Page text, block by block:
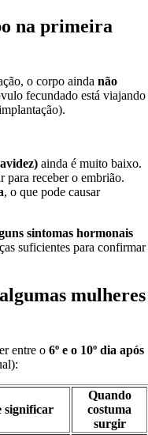
na primeira
o corpo aindanão
fecundado está viajando
ainda é muito baixo.
para receber o embrião.
, o que pode causar
sintomas hormonais
suficientes para confirmar
mulheres
entre o6º e o 10º dia após
significar
Quando
costuma
surgir